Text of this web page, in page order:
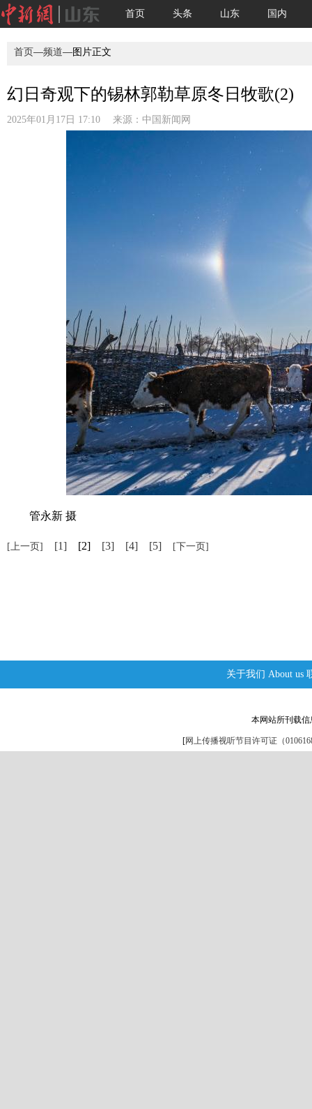
首页 头条 山东 国内
首页—频道—图片正文
幻日奇观下的锡林郭勒草原冬日牧歌(2)
2025年01月17日 17:10 来源： 中国新闻网
管永新 摄
[上一页] [1] [2] [3] [4] [5] [下一页]
关于我们 About us
本网站所刊载
[网上传播视听节目许可证（